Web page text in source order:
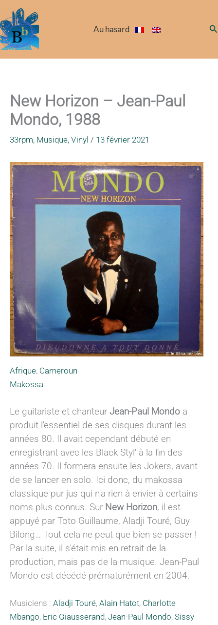
au
contenu
Au hasard
New Horizon – Jean-Paul
Mondo, 1988
33rpm, Musique, Vinyl / 13 février 2021
Afrique, Cameroun
Makossa
Le guitariste et chanteur Jean-Paul Mondo a
produit l'essentiel de ses disques durant les
années 80. Il avait cependant débuté en
enregistrant avec les Black Styl' à la fin des
années 70. Il formera ensuite les Jokers, avant
de se lancer en solo. Ici donc, du makossa
classique pur jus qui n'a rien à envier à certains
noms plus connus. Sur New Horizon, il est
appuyé par Toto Guillaume, Aladji Touré, Guy
Bilong… Tout cela ne peut que bien se passer !
Par la suite, il s'était mis en retrait de la
production, mais pas de la musique. Jean-Paul
Mondo est décédé prématurément en 2004.
Musiciens : Aladji Touré, Alain Hatot, Charlotte
Mbango, Eric Giausserand, Jean-Paul Mondo, Sissy